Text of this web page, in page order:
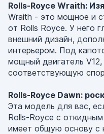
Rolls-Royce Wraith:
Wraith - это мощное и
от Rolls Royce. У него
внешний дизайн,
интерьером. Под
мощный двигатель
соответствующую
Rolls-Royce Dawn:
Эта модель для вас,
Rolls-Royce с
имеет общую основу с